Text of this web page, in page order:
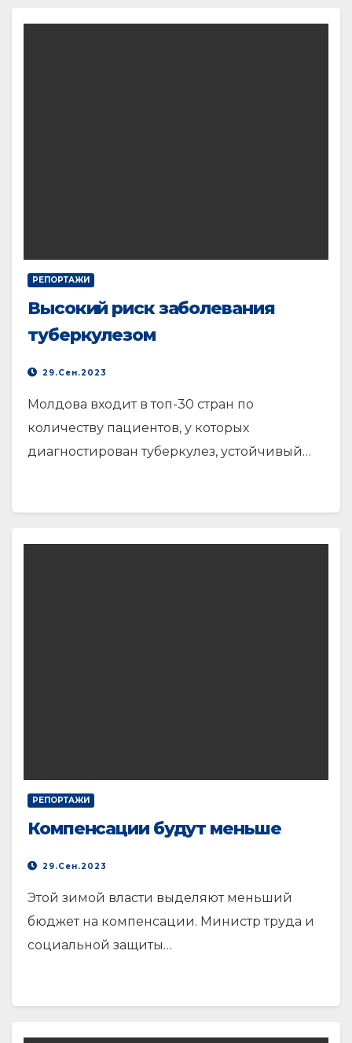
РЕПОРТАЖИ
Высокий риск заболевания
туберкулезом
29.Сен.2023
Молдова входит в топ-30 стран по
количеству пациентов, у которых
диагностирован туберкулез, устойчивый…
РЕПОРТАЖИ
Компенсации будут меньше
29.Сен.2023
Этой зимой власти выделяют меньший
бюджет на компенсации. Министр труда и
социальной защиты…